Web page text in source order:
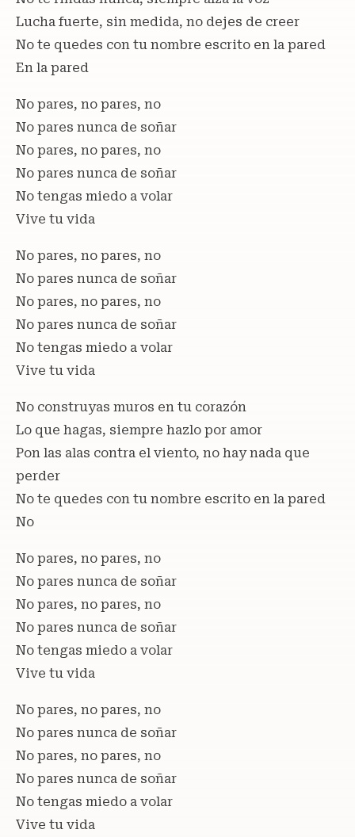
Lucha fuerte, sin medida, no dejes de creer
No te quedes con tu nombre escrito en la pared
En la pared
No pares, no pares, no
No pares nunca de soñar
No pares, no pares, no
No pares nunca de soñar
No tengas miedo a volar
Vive tu vida
No pares, no pares, no
No pares nunca de soñar
No pares, no pares, no
No pares nunca de soñar
No tengas miedo a volar
Vive tu vida
No construyas muros en tu corazón
Lo que hagas, siempre hazlo por amor
Pon las alas contra el viento, no hay nada que
perder
No te quedes con tu nombre escrito en la pared
No
No pares, no pares, no
No pares nunca de soñar
No pares, no pares, no
No pares nunca de soñar
No tengas miedo a volar
Vive tu vida
No pares, no pares, no
No pares nunca de soñar
No pares, no pares, no
No pares nunca de soñar
No tengas miedo a volar
Vive tu vida